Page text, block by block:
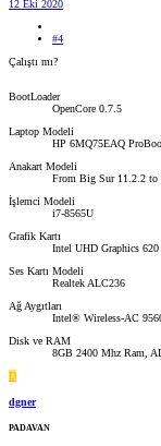
12 Eki 2020
#4
Çalıştı mı?
BootLoader
OpenCore 0.7.5
Laptop Modeli
HP 6MQ75EAQ
Anakart Modeli
From Big Sur 11.2.2 to
İşlemci Modeli
i7-8565U
Grafik Kartı
Intel UHD Graphics 620
Ses Kartı Modeli
Realtek ALC236
Ağ Aygıtları
Intel® Wireless-AC
Disk ve RAM
8GB 2400 Mhz Ram,
D
dgner
PADAVAN